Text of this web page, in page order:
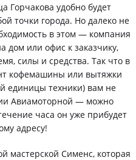
Горчакова удобно будет
точки города. Но далеко не
в этом — компания
дом или офис к заказчику,
силы и средства. Так что в
кофемашины или вытяжки
единицы техники) вам не
Авиамоторной — можно
часа он уже прибудет
адресу!
мастерской Сименс, которая